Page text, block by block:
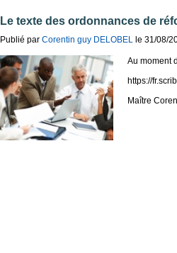
Le texte des ordonnances de
Publié par Corentin guy DELOBEL le 31/08/
Au moment
https://
Maître